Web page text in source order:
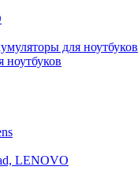
для ноутбуков
ноутбуков
LENOVO